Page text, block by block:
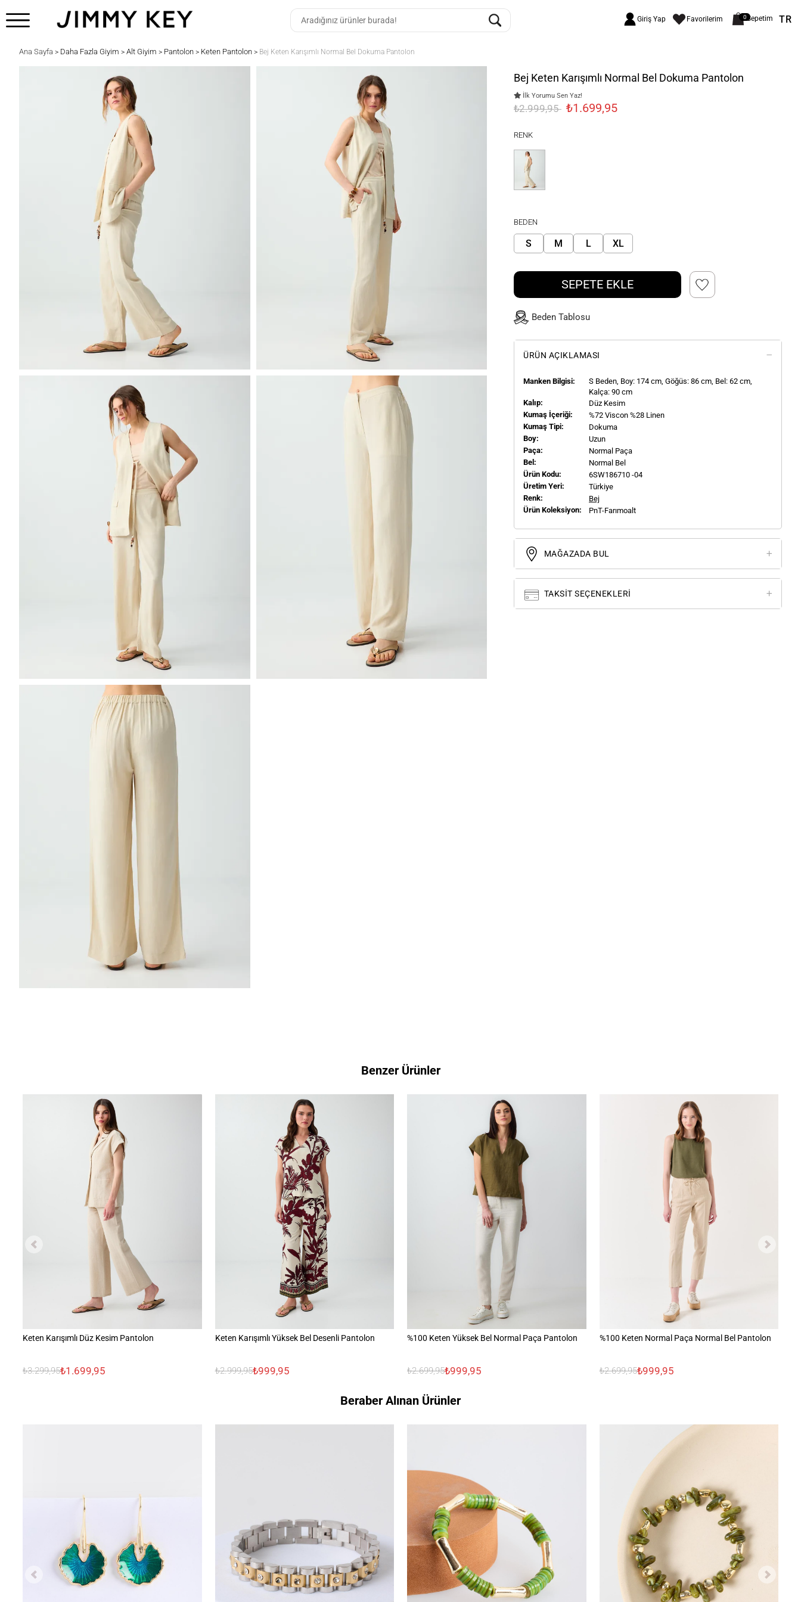
Giriş Yap Favorilerim 0Sepetim TR
Ana Sayfa > Daha Fazla Giyim > Alt Giyim > Pantolon > Keten Pantolon > Bej Keten Karışımlı Normal Bel Dokuma Pantolon
Bej Keten Karışımlı Normal Bel Dokuma Pantolon
İlk Yorumu Sen Yaz!
₺2.999,95 ₺1.699,95
RENK
BEDEN
S M L XL
SEPETE EKLE
Beden Tablosu
ÜRÜN AÇIKLAMASI
Manken Bilgisi: S Beden, Boy: 174 cm, Göğüs: 86 cm, Bel: 62 cm,
Kalça: 90 cm
Kalıp:
Düz Kesim
Kumaş İçeriği:
%72 Viscon %28 Linen
Kumaş Tipi:
Dokuma
Boy:
Uzun
Paça:
Normal Paça
Bel:
Normal Bel
Ürün Kodu:
6SW186710 -04
Üretim Yeri:
Türkiye
Renk:
Bej
Ürün Koleksiyon:
PnT-Farımoalt
MAĞAZADA BUL
TAKSIT SEÇENEKLERI
Benzer Ürünler
Keten Karışımlı Düz Kesim Pantolon
₺3.299,95₺1.699,95
Keten Karışımlı Yüksek Bel Desenli Pantolon
₺2.999,95₺999,95
%100 Keten Yüksek Bel Normal Paça Pantolon
₺2.699,95₺999,95
%100 Keten Normal Paça Normal Bel Pantolon
₺2.699,95₺999,95
Beraber Alınan Ürünler